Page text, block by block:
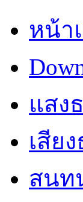
หน้า
แสง
เสีย
สนท